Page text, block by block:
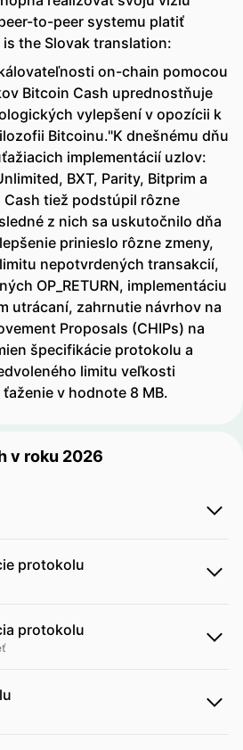
to-peer systemu platiť
the Slovak translation:
on-chain pomocou
Bitcoin Cash uprednostňuje
vylepšení v opozícii k
Bitcoinu."K dnešnému dňu
implementácií uzlov:
BXT, Parity, Bitprim a
Cash tiež podstúpil rôzne
z nich sa uskutočnilo dňa
prinieslo rôzne zmeny,
nepotvrdených transakcií,
OP_RETURN, implementáciu
utrácaní, zahrnutie návrhov na
Proposals (CHIPs) na
špecifikácie protokolu a
limitu veľkosti
v hodnote 8 MB.
v roku 2026
protokolu
protokolu